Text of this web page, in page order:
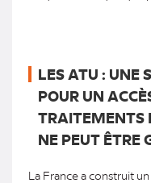
LES ATU : UNE
POUR UN
TRAITEMENTS
NE PEUT ÊTRE
La France a construit